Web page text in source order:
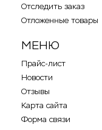
Отследить заказ
Отложенные товары
МЕНЮ
Прайс-лист
Новости
Отзывы
Карта сайта
Форма связи